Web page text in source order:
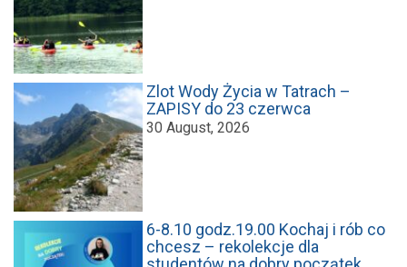
Zlot Wody Życia w Tatrach –
ZAPISY do 23 czerwca
30 August, 2026
6-8.10 godz.19.00 Kochaj i rób co
chcesz – rekolekcje dla